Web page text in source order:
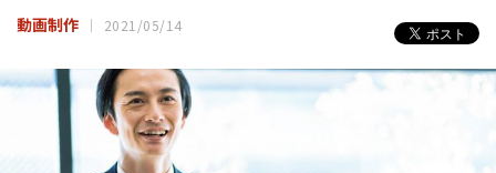
動画制作 2021/05/14